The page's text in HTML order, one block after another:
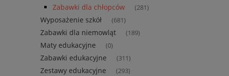
Zabawki dla chłopców (281)
Wyposażenie szkół (681)
Zabawki dla niemowląt (189)
Maty edukacyjne (0)
Zabawki edukacyjne (311)
Zestawy edukacyjne (293)